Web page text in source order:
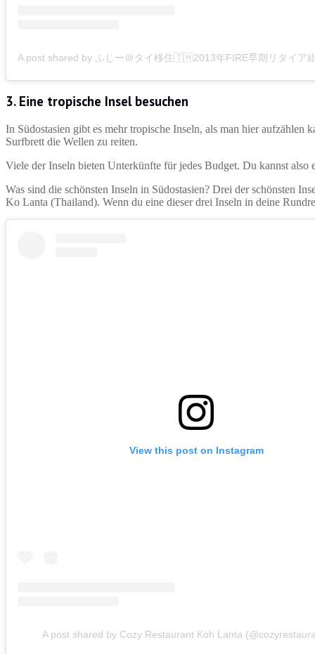
3. Eine tropische Insel besuchen
In Südostasien gibt es mehr tropische Inseln, als man hier aufzählen
Surfbrett die Wellen zu reiten.
Viele der Inseln bieten Unterkünfte für jedes Budget. Du kannst
Was sind die schönsten Inseln in Südostasien? Drei der schönsten
Ko Lanta (Thailand). Wenn du eine dieser drei Inseln in deine
View this post on Instagram
A post shared by Cozy Restaurant Koh Lanta